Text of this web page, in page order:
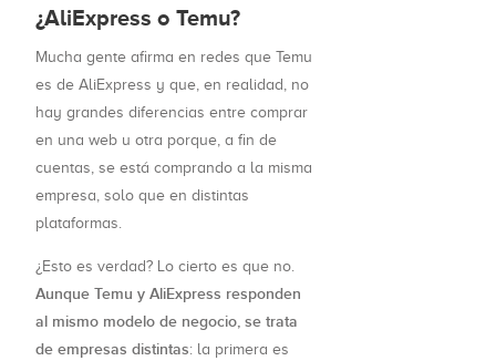
¿AliExpress o Temu?
Mucha gente afirma en redes que Temu
es de AliExpress y que, en realidad, no
hay grandes diferencias entre comprar
en una web u otra porque, a fin de
cuentas, se está comprando a la misma
empresa, solo que en distintas
plataformas.
¿Esto es verdad? Lo cierto es que no.
Aunque Temu y AliExpress responden
al mismo modelo de negocio, se trata
de empresas distintas: la primera es